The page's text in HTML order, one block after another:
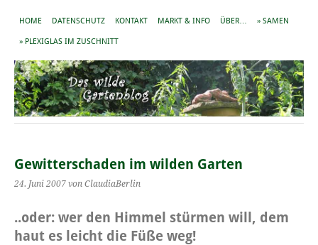
HOME DATENSCHUTZ KONTAKT MARKT & INFO ÜBER… » SAMEN
» PLEXIGLAS IM ZUSCHNITT
Gewitterschaden im wilden Garten
24. Juni 2007 von ClaudiaBerlin
..oder: wer den Himmel stürmen will, dem
haut es leicht die Füße weg!